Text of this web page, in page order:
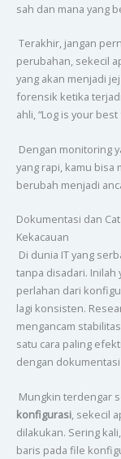
sah dan mana yang
Terakhir, jangan
perubahan, sekecil
yang akan menjadi
forensik ketika
ahli, “Log is your
Dengan monitoring
yang rapi, kamu
berubah menjadi
Dokumentasi dan
Kekacauan
Di dunia IT yang
tanpa disadari.
perlahan dari
lagi konsisten.
mengancam
satu cara paling
dengan
Mungkin terdengar
konfigurasi, sekecil
dilakukan. Sering
baris pada file